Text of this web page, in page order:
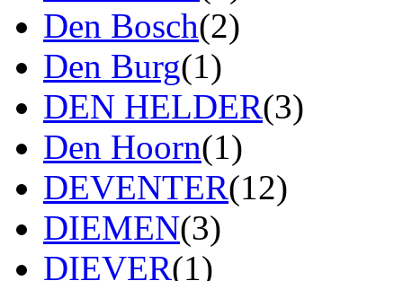
Den Bosch(2)
Den Burg(1)
DEN HELDER(3)
Den Hoorn(1)
DEVENTER(12)
DIEMEN(3)
DIEVER(1)